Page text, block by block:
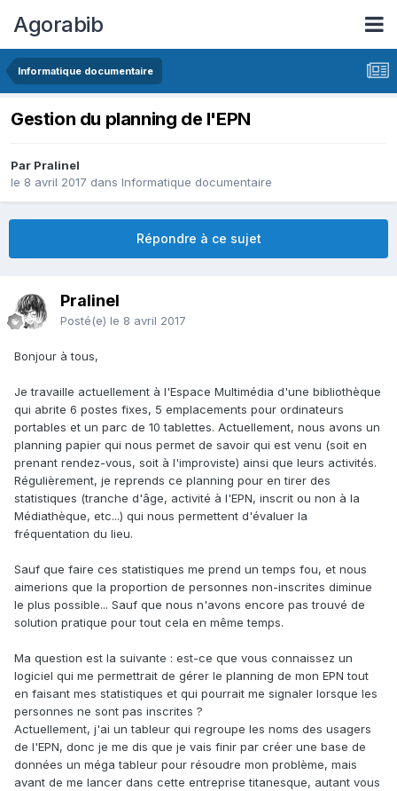
Agorabib
Informatique documentaire
Gestion du planning de l'EPN
Par Pralinel
le 8 avril 2017 dans Informatique documentaire
Répondre à ce sujet
Pralinel
Posté(e) le 8 avril 2017
Bonjour à tous,
Je travaille actuellement à l'Espace Multimédia d'une bibliothèque
qui abrite 6 postes fixes, 5 emplacements pour ordinateurs
portables et un parc de 10 tablettes. Actuellement, nous avons un
planning papier qui nous permet de savoir qui est venu (soit en
prenant rendez-vous, soit à l'improviste) ainsi que leurs activités.
Régulièrement, je reprends ce planning pour en tirer des
statistiques (tranche d'âge, activité à l'EPN, inscrit ou non à la
Médiathèque, etc...) qui nous permettent d'évaluer la
fréquentation du lieu.
Sauf que faire ces statistiques me prend un temps fou, et nous
aimerions que la proportion de personnes non-inscrites diminue
le plus possible... Sauf que nous n'avons encore pas trouvé de
solution pratique pour tout cela en même temps.
Ma question est la suivante : est-ce que vous connaissez un
logiciel qui me permettrait de gérer le planning de mon EPN tout
en faisant mes statistiques et qui pourrait me signaler lorsque les
personnes ne sont pas inscrites ?
Actuellement, j'ai un tableur qui regroupe les noms des usagers
de l'EPN, donc je me dis que je vais finir par créer une base de
données un méga tableur pour résoudre mon problème, mais
avant de me lancer dans cette entreprise titanesque, autant vous